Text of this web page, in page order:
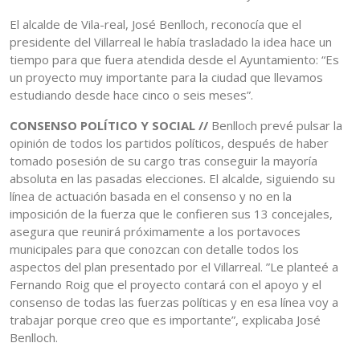
El alcalde de Vila-real, José Benlloch, reconocía que el
presidente del Villarreal le había trasladado la idea hace un
tiempo para que fuera atendida desde el Ayuntamiento: “Es
un proyecto muy importante para la ciudad que llevamos
estudiando desde hace cinco o seis meses”.
CONSENSO POLÍTICO Y SOCIAL // Benlloch prevé pulsar la
opinión de todos los partidos políticos, después de haber
tomado posesión de su cargo tras conseguir la mayoría
absoluta en las pasadas elecciones. El alcalde, siguiendo su
línea de actuación basada en el consenso y no en la
imposición de la fuerza que le confieren sus 13 concejales,
asegura que reunirá próximamente a los portavoces
municipales para que conozcan con detalle todos los
aspectos del plan presentado por el Villarreal. ”Le planteé a
Fernando Roig que el proyecto contará con el apoyo y el
consenso de todas las fuerzas políticas y en esa línea voy a
trabajar porque creo que es importante”, explicaba José
Benlloch.